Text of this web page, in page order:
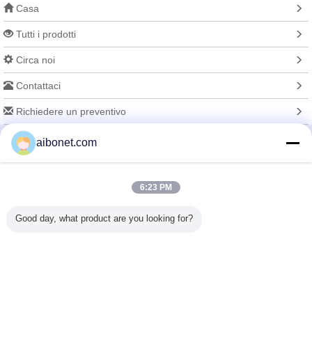
Casa
Tutti i prodotti
Circa noi
Contattaci
Richiedere un preventivo
Cambi la lingua
Sito pieno
aibonet.com
6:23 PM
Good day, what product are you looking for?